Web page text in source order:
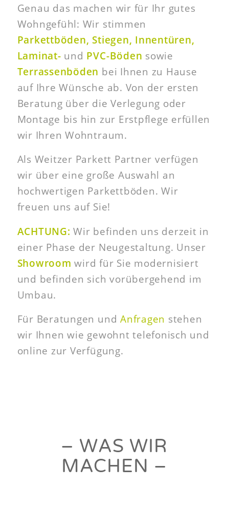
Genau das machen wir für Ihr gutes
Wohngefühl: Wir stimmen
Parkettböden, Stiegen, Innentüren,
Laminat- und PVC-Böden sowie
Terrassenböden bei Ihnen zu Hause
auf Ihre Wünsche ab. Von der ersten
Beratung über die Verlegung oder
Montage bis hin zur Erstpflege erfüllen
wir Ihren Wohntraum.
Als Weitzer Parkett Partner verfügen
wir über eine große Auswahl an
hochwertigen Parkettböden. Wir
freuen uns auf Sie!
ACHTUNG: Wir befinden uns derzeit in
einer Phase der Neugestaltung. Unser
Showroom wird für Sie modernisiert
und befinden sich vorübergehend im
Umbau.
Für Beratungen undAnfragen stehen
wir Ihnen wie gewohnt telefonisch und
online zur Verfügung.
– WAS WIR
MACHEN –